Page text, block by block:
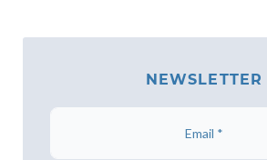
NEWSLETTER